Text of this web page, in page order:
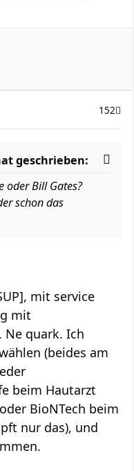
152
geschrieben:
oder Bill Gates?
schon das
mit service
mit
. Ne quark. Ich
(beides am
beim Hautarzt
BioNTech beim
nur das), und